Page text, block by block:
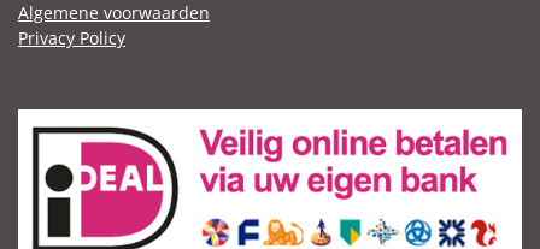
Algemene voorwaarden
Privacy Policy